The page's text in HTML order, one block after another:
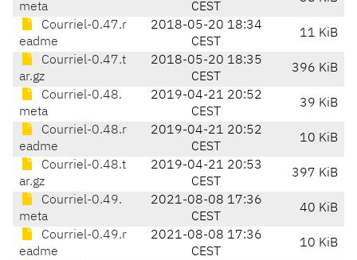
meta
CEST
Courriel-0.47.r
eadme
2018-05-20 18:34
CEST
11 KiB
Courriel-0.47.t
ar.gz
2018-05-20 18:35
CEST
396 KiB
Courriel-0.48.
meta
2019-04-21 20:52
CEST
39 KiB
Courriel-0.48.r
eadme
2019-04-21 20:52
CEST
10 KiB
Courriel-0.48.t
ar.gz
2019-04-21 20:53
CEST
397 KiB
Courriel-0.49.
meta
2021-08-08 17:36
CEST
40 KiB
Courriel-0.49.r
eadme
2021-08-08 17:36
CEST
10 KiB